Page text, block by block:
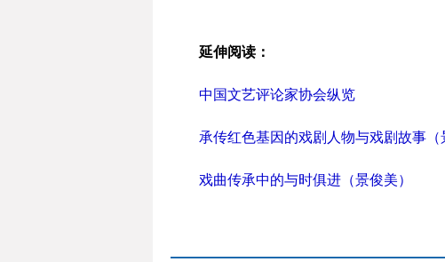
延伸阅读：
中国文艺评论家协会纵览
承传红色基因的戏剧人物与戏剧故事（
戏曲传承中的与时俱进（景俊美）